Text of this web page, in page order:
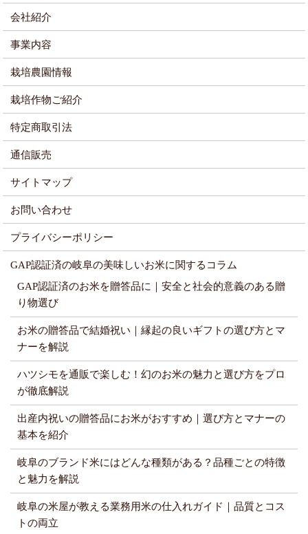
会社紹介
事業内容
栽培農園情報
栽培作物ご紹介
特定商取引法
通信販売
サイトマップ
お問い合わせ
プライバシーポリシー
GAP認証済の岐阜の美味しいお米に関するコラム
GAP認証済のお米を贈答品に｜安全と社会的意義のある贈
り物選び
お米の贈答品で結婚祝い｜縁起の良いギフトの選び方とマ
ナーを解説
ハツシモを通販で楽しむ！幻のお米の魅力と選び方をプロ
が徹底解説
出産内祝いの贈答品にお米がおすすめ｜選び方とマナーの
基本を紹介
岐阜のブランド米にはどんな種類がある？品種ごとの特徴
と魅力を解説
岐阜の米屋が教える業務用米の仕入れガイド｜品質とコス
トの両立